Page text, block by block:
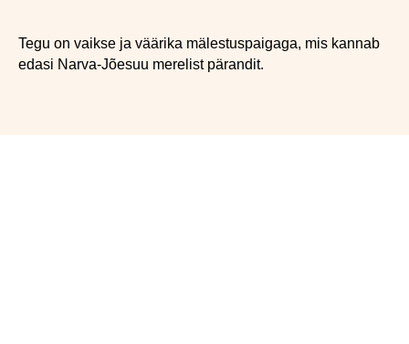
Tegu on vaikse ja väärika mälestuspaigaga, mis kannab
edasi Narva-Jõesuu merelist pärandit.